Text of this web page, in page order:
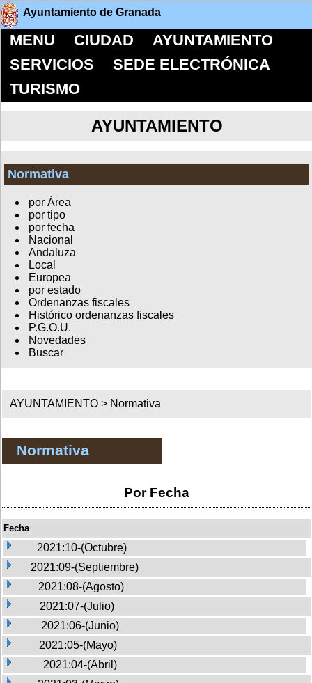
Ayuntamiento de Granada
MENU CIUDAD
AYUNTAMIENTO
SERVICIOS
SEDE ELECTRÓNICA
TURISMO
AYUNTAMIENTO
Normativa
por Área
por tipo
por fecha
Nacional
Andaluza
Local
Europea
por estado
Ordenanzas fiscales
Histórico ordenanzas fiscales
P.G.O.U.
Novedades
Buscar
AYUNTAMIENTO > Normativa
Normativa
Por Fecha
Fecha
2021:10-(Octubre)
2021:09-(Septiembre)
2021:08-(Agosto)
2021:07-(Julio)
2021:06-(Junio)
2021:05-(Mayo)
2021:04-(Abril)